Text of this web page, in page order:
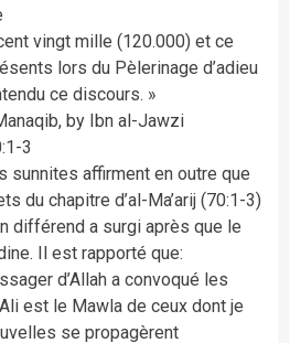
vingt mille (120.000) et ce
lors du Pèlerinage d’adieu
ce discours. »
by Ibn al-Jawzi
3
sunnites affirment en outre que
du chapitre d’al-Ma’arij (70:1-3)
différend a surgi après que le
Il est rapporté que:
d’Allah a convoqué les
est le Mawla de ceux dont je
se propagèrent